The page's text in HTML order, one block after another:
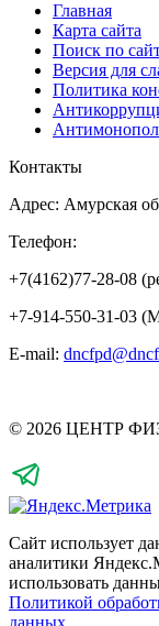
Главная
Карта сайта
Поиск по
Версия для
Политика
Контакты
Адрес: Амурская
Телефон:
+7(4162)77-28-08
+7-914-550-31-03
E-mail:
© 2026 ЦЕНТР
Сайт использует
аналитики
использовать
Политикой